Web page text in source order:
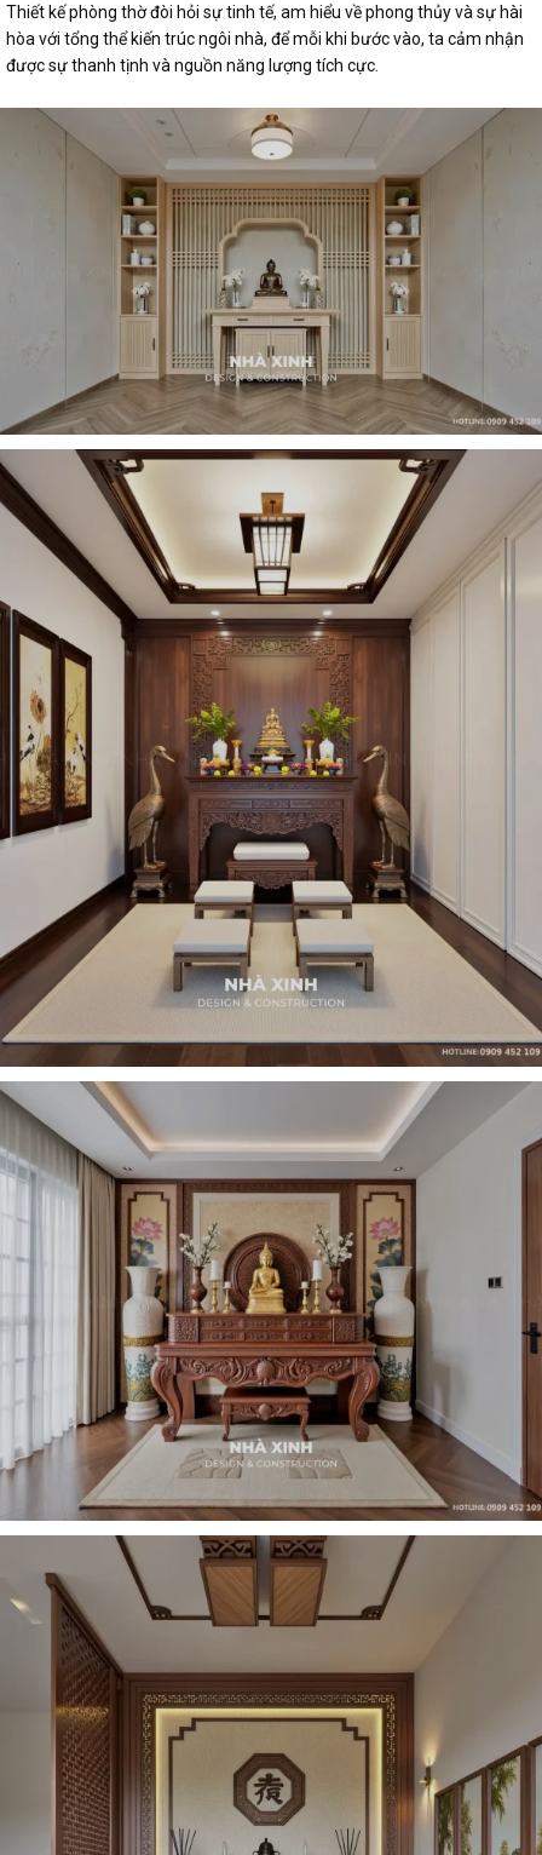
Thiết kế phòng thờ đòi hỏi sự tinh tế, am hiểu về phong thủy và sự hài
hòa với tổng thể kiến trúc ngôi nhà, để mỗi khi bước vào, ta cảm nhận
được sự thanh tịnh và nguồn năng lượng tích cực.